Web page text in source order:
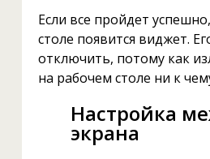
Если все пройдет
столе появится виджет.
отключить, потому как
на рабочем столе ни к
Настройка
экрана